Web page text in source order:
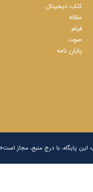
کتاب دیجیتال
مقاله
فیلم
صوت
پایان نامه
پایگاه، با درج منبع، مجاز است»